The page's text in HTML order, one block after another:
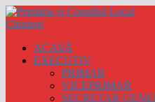
ACASĂ
EXECUTIV
PRIMAR
VICEPRIMAR
SECRETAR